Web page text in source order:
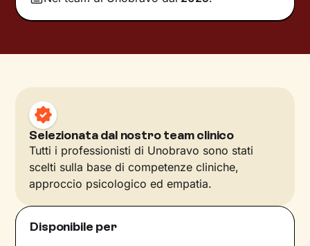
Selezionata dal nostro team clinico
Tutti i professionisti di Unobravo sono stati
scelti sulla base di competenze cliniche,
approccio psicologico ed empatia.
Disponibile per